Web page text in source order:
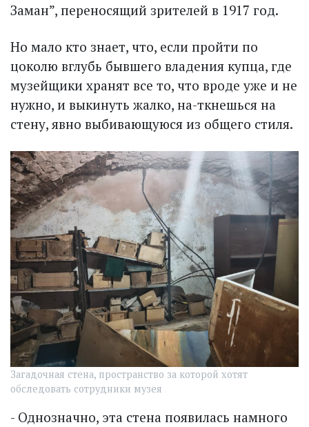
Заман”, переносящий зрителей в 1917 год.
Но мало кто знает, что, если пройти по
цоколю вглубь бывшего владения купца, где
музейщики хранят все то, что вроде уже и не
нужно, и выкинуть жалко, на­-ткнешься на
стену, явно выбивающуюся из общего стиля.
Загадочная стена, пространство за которой хотят
обследовать сотрудники музея
- Однозначно, эта стена появилась намного